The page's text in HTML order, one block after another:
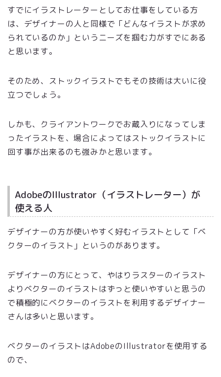
すでにイラストレーターとしてお仕事をしている方
は、デザイナーの人と同様で「どんなイラストが求め
られているのか」というニーズを掴む力がすでにある
と思います。
そのため、ストックイラストでもその技術は大いに役
立つでしょう。
しかも、クライアントワークでお蔵入りになってしま
ったイラストを、場合によってはストックイラストに
回す事が出来るのも強みかと思います。
AdobeのIllustrator（イラストレーター）が
使える人
デザイナーの方が使いやすく好むイラストとして「ベ
クターのイラスト」というのがあります。
デザイナーの方にとって、やはりラスターのイラスト
よりベクターのイラストはずっと使いやすいと思うの
で積極的にベクターのイラストを利用するデザイナー
さんは多いと思います。
ベクターのイラストはAdobeのIllustratorを使用する
ので、